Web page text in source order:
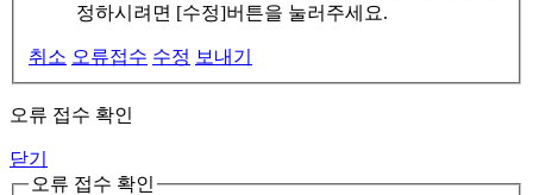
정하시려면 [수정]버튼을 눌러주세요.
취소 오류접수 수정 보내기
오류 접수 확인
닫기
오류 접수 확인